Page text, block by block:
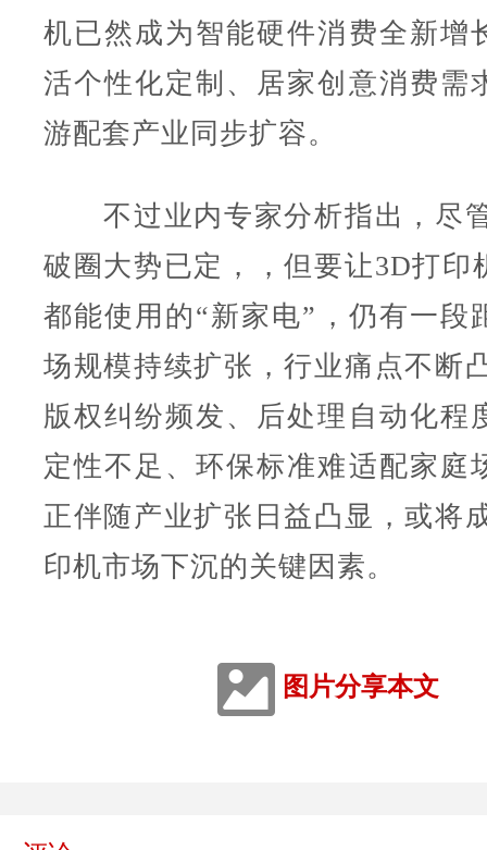
机已然成为智能硬件消费全新增
活个性化定制、居家创意消费需
游配套产业同步扩容。
不过业内专家分析指出，尽
破圈大势已定，，但要让3D打印
都能使用的“新家电”，仍有一段
场规模持续扩张，行业痛点不断
版权纠纷频发、后处理自动化程
定性不足、环保标准难适配家庭
正伴随产业扩张日益凸显，或将
印机市场下沉的关键因素。
图片分享本文